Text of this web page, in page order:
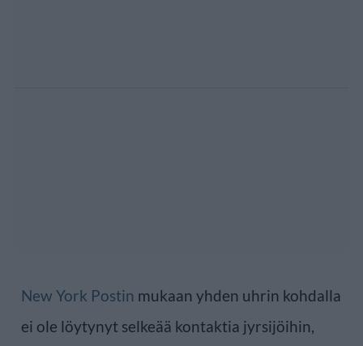
New York Postin mukaan yhden uhrin kohdalla
ei ole löytynyt selkeää kontaktia jyrsijöihin,